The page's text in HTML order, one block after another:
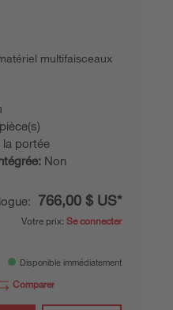
multifaisceaux
la portée
Non
766,00 $ US*
Votre prix: Se connecter
Disponible immédiatement
Comparer